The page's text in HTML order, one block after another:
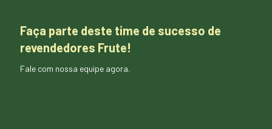
Faça parte deste time de sucesso de
revendedores Frute!
Fale com nossa equipe agora.